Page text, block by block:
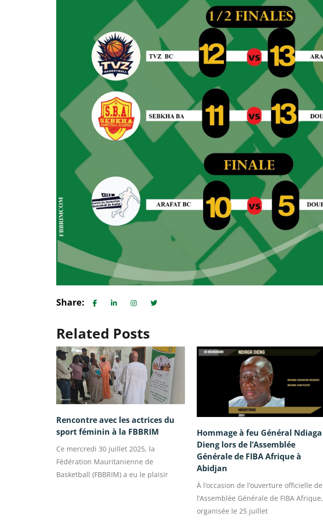
Share:
Related Posts
Rencontre avec les actrices du
sport féminin à la FBBRIM
Ce mercredi 30 juillet 2025, la
Fédération Mauritanienne de
Basketball (FBBRIM) a eu le plaisir
Hommage à feu Général Ndiaga
Dieng lors de l’Assemblée
Générale de FIBA Afrique à
Abidjan
À l’occasion de l’ouverture officielle de
l’Assemblée Générale de FIBA Afrique,
organisée le 25 juillet